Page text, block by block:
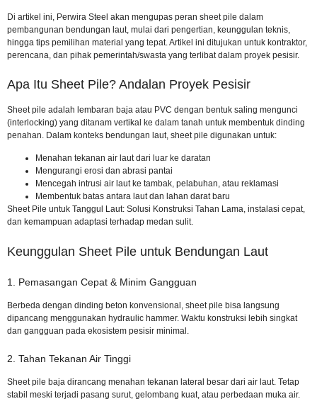
Di artikel ini, Perwira Steel akan mengupas peran sheet pile dalam
pembangunan bendungan laut, mulai dari pengertian, keunggulan teknis,
hingga tips pemilihan material yang tepat. Artikel ini ditujukan untuk kontraktor,
perencana, dan pihak pemerintah/swasta yang terlibat dalam proyek pesisir.
Apa Itu Sheet Pile? Andalan Proyek Pesisir
Sheet pile adalah lembaran baja atau PVC dengan bentuk saling mengunci
(interlocking) yang ditanam vertikal ke dalam tanah untuk membentuk dinding
penahan. Dalam konteks bendungan laut, sheet pile digunakan untuk:
Menahan tekanan air laut dari luar ke daratan
Mengurangi erosi dan abrasi pantai
Mencegah intrusi air laut ke tambak, pelabuhan, atau reklamasi
Membentuk batas antara laut dan lahan darat baru
Sheet Pile untuk Tanggul Laut: Solusi Konstruksi Tahan Lama, instalasi cepat,
dan kemampuan adaptasi terhadap medan sulit.
Keunggulan Sheet Pile untuk Bendungan Laut
1. Pemasangan Cepat & Minim Gangguan
Berbeda dengan dinding beton konvensional, sheet pile bisa langsung
dipancang menggunakan hydraulic hammer. Waktu konstruksi lebih singkat
dan gangguan pada ekosistem pesisir minimal.
2. Tahan Tekanan Air Tinggi
Sheet pile baja dirancang menahan tekanan lateral besar dari air laut. Tetap
stabil meski terjadi pasang surut, gelombang kuat, atau perbedaan muka air.